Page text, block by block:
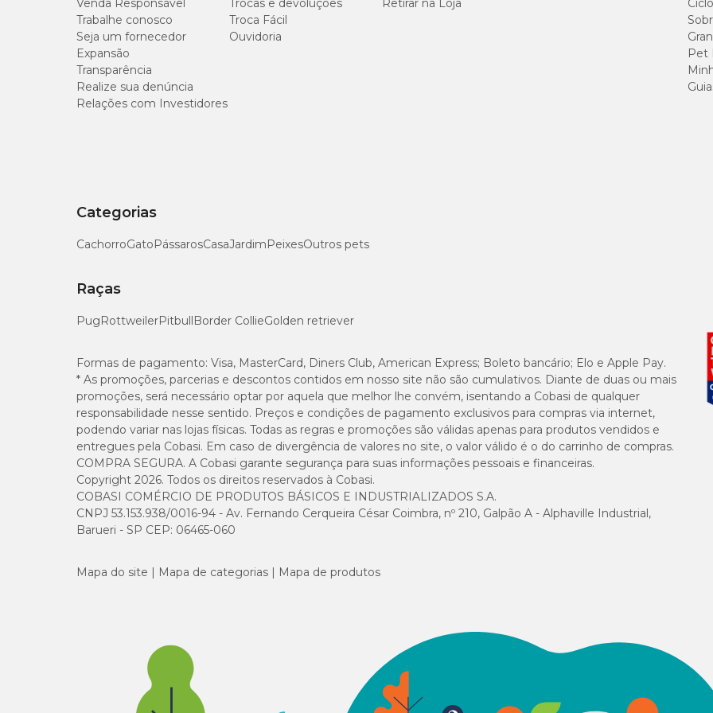
No alimento:sobre os alimentos (rações, leite, etc), borrifando o produto imediatamente antes de oferecer o alimento ao animal.
Dosagens
Porte
É recomendado armazenar o produto em temperatura ambiente, ao abrigo do sol e calor (fogão). Manter sempre afastado de fontes de
eletromagnéticas (rádio, telefone, microondas, etc) bem como de produtos químicos (alvejantes, desinfetantes, etc).
Contraindicação
Sem contraindicações. Não oferece riscos à saúde em caso de superdosagem. Em caso de dúvidas consulte um médico-veterinário e a
Homeo Pet
Venda Responsável
Trabalhe conosco
Seja um fornecedor
Expansão
Transparência
Realize sua denúncia
Relações com Investidores
Trocas e devoluções
Troca Fácil
Ouvidoria
Retirar na Loja
Pet
Categorias
CachorroGatoPássarosCasaJardimPeixesOutros pets
Raças
PugRottweilerPitbullBorder CollieGolden retriever
Formas de pagamento: Visa, MasterCard, Diners Club, American Express; Boleto bancário; Elo e Apple Pay.
* As promoções, parcerias e descontos contidos em nosso site não são cumulativos. Diante de duas ou mais
promoções, será necessário optar por aquela que melhor lhe convém, isentando a Cobasi de qualquer
responsabilidade nesse sentido. Preços e condições de pagamento exclusivos para compras via internet,
podendo variar nas lojas físicas. Todas as regras e promoções são válidas apenas para produtos vendidos e
entregues pela Cobasi. Em caso de divergência de valores no site, o valor válido é o do carrinho de compras.
COMPRA SEGURA. A Cobasi garante segurança para suas informações pessoais e financeiras.
Copyright 2026. Todos os direitos reservados à Cobasi.
COBASI COMÉRCIO DE PRODUTOS BÁSICOS E INDUSTRIALIZADOS S.A.
CNPJ 53.153.938/0016-94 - Av. Fernando Cerqueira César Coimbra, nº 210, Galpão A - Alphaville Industrial,
Barueri - SP CEP: 06465-060
Mapa do site Mapa de categorias Mapa de produtos